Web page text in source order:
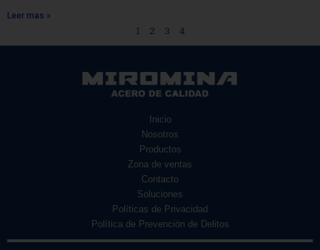
Leer mas »
1 2 3 4
Inicio
Nosotros
Productos
Zona de ventas
Contacto
Soluciones
Políticas de Privacidad
Política de Prevención de Delitos